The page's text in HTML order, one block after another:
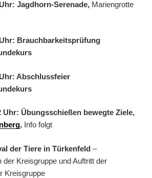
Jagdhorn-Serenade, Mariengrotte
Brauchbarkeitsprüfung
Abschlussfeier
Uhr: Übungsschießen bewegte Ziele,
, Info folgt
der Tiere in Türkenfeld –
der Kreisgruppe und Auftritt der
Kreisgruppe